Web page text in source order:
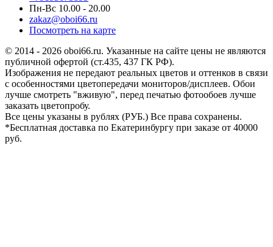
Пн-Вс 10.00 - 20.00
zakaz@oboi66.ru
Посмотреть на карте
© 2014 - 2026 oboi66.ru. Указанные на сайте цены не являются
публичной офертой (ст.435, 437 ГК РФ).
Изображения не передают реальных цветов и оттенков в связи
с особенностями цветопередачи мониторов/дисплеев. Обои
лучше смотреть "вживую", перед печатью фотообоев лучше
заказать цветопробу.
Все цены указаны в рублях (PУБ.) Все права сохранены.
*Бесплатная доставка по Екатеринбургу при заказе от 40000
руб.